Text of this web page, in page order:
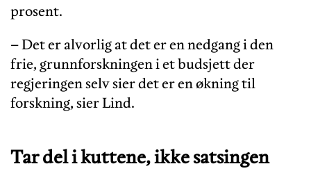
prosent.
– Det er alvorlig at det er en nedgang i den
frie, grunnforskningen i et budsjett der
regjeringen selv sier det er en økning til
forskning, sier Lind.
Tar del i kuttene, ikke satsingen